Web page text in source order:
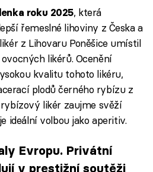
roku 2025, která
řemeslné lihoviny z Česka a
z Lihovaru Poněšice umístil
ovocných likérů. Ocenění
kvalitu tohoto likéru,
plodů černého rybízu z
likér zaujme svěží
ideální volbou jako aperitiv.
Evropu. Privátní
v prestižní soutěži